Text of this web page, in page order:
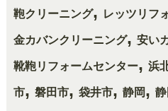
鞄クリーニング, レッツリフ
金カバンクリーニング, 安い
靴鞄リフォームセンター, 浜
市, 磐田市, 袋井市, 静岡,